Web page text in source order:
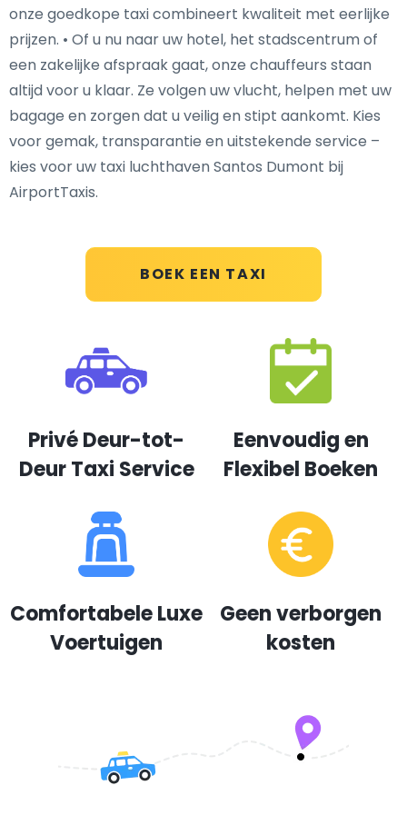
BOEK EEN TAXI
onze goedkope taxi combineert kwaliteit met eerlijke
prijzen. • Of u nu naar uw hotel, het stadscentrum of
een zakelijke afspraak gaat, onze chauffeurs staan
altijd voor u klaar. Ze volgen uw vlucht, helpen met uw
bagage en zorgen dat u veilig en stipt aankomt. Kies
voor gemak, transparantie en uitstekende service –
kies voor uw taxi luchthaven Santos Dumont bij
AirportTaxis.
Privé Deur-tot-
Deur Taxi Service
Eenvoudig en
Flexibel Boeken
Comfortabele Luxe
Voertuigen
Geen verborgen
kosten